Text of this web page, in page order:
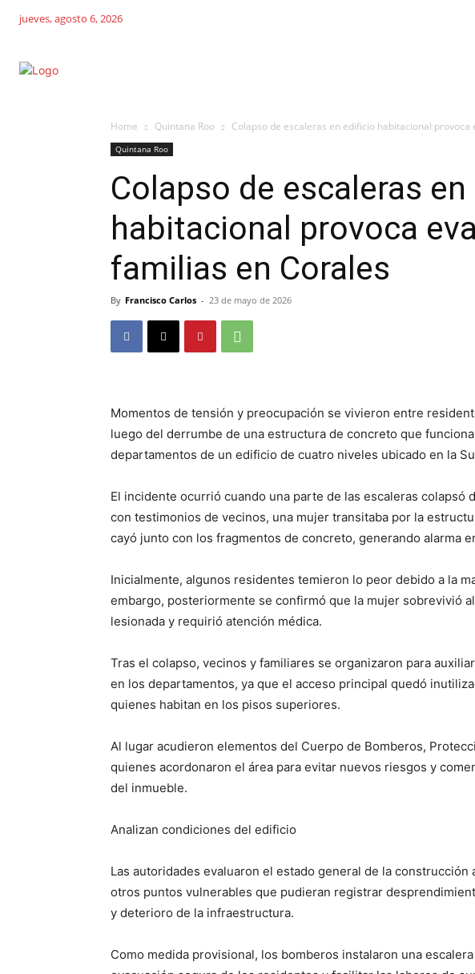
jueves, agosto 6, 2026
Home Quintana Roo Colapso de escaleras en edificio habitacional
Quintana Roo
Colapso de escaleras
habitacional provoca
familias en Corales
By Francisco Carlos - 23 de mayo de 2026
Momentos de tensión y preocupación se vivieron entre
luego del derrumbe de una estructura de concreto que
departamentos de un edificio de cuatro niveles ubicado en la
El incidente ocurrió cuando una parte de las escaleras colapsó
con testimonios de vecinos, una mujer transitaba por la
cayó junto con los fragmentos de concreto, generando alarma
Inicialmente, algunos residentes temieron lo peor debido a la
embargo, posteriormente se confirmó que la mujer sobrevivió
lesionada y requirió atención médica.
Tras el colapso, vecinos y familiares se organizaron para
en los departamentos, ya que el acceso principal quedó
quienes habitan en los pisos superiores.
Al lugar acudieron elementos del Cuerpo de Bomberos,
quienes acordonaron el área para evitar nuevos riesgos y
del inmueble.
Analizan condiciones del edificio
Las autoridades evaluaron el estado general de la
otros puntos vulnerables que pudieran registrar
y deterioro de la infraestructura.
Como medida provisional, los bomberos instalaron una